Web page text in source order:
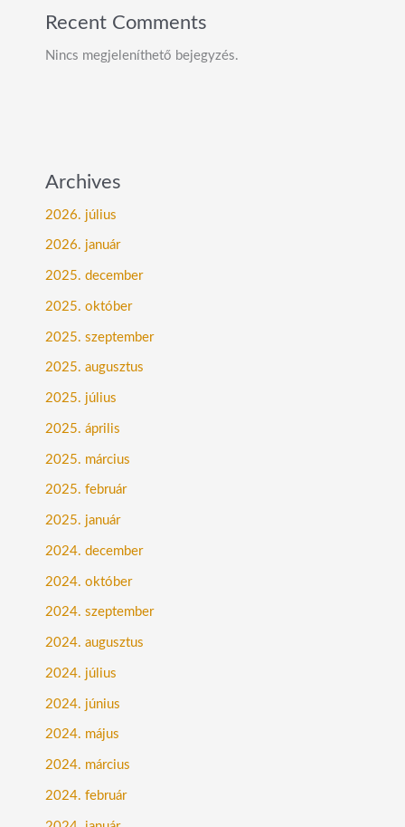
Recent Comments
Nincs megjeleníthető bejegyzés.
Archives
2026. július
2026. január
2025. december
2025. október
2025. szeptember
2025. augusztus
2025. július
2025. április
2025. március
2025. február
2025. január
2024. december
2024. október
2024. szeptember
2024. augusztus
2024. július
2024. június
2024. május
2024. március
2024. február